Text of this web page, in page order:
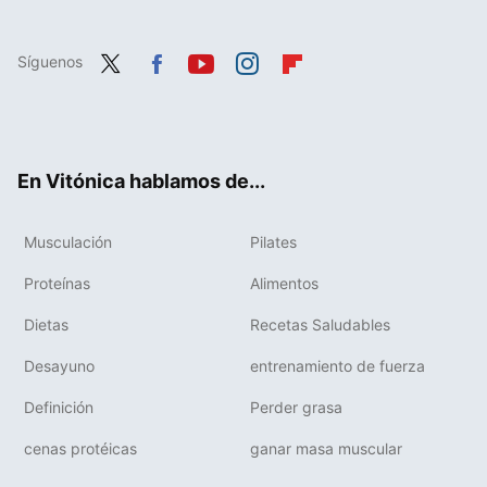
Síguenos
En Vitónica hablamos de...
Musculación Pilates
Proteínas Alimentos
Dietas Recetas Saludables
Desayuno entrenamiento de fuerza
Definición Perder grasa
cenas protéicas ganar masa muscular